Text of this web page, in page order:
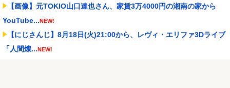
【画像】元TOKIO山口達也さん、家賃3万4000円の湘南の家から
YouTube...NEW!
【にじさんじ】8月18日(火)21:00から、レヴィ・エリファ3Dライブ
「人間燦...NEW!